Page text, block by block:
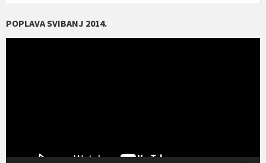
POPLAVA SVIBANJ 2014.